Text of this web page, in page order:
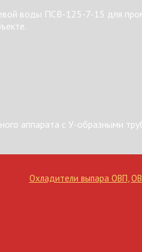
воды ПСВ-125-7-15 для
аппарата с У-образными
Охладители выпара ОВП,